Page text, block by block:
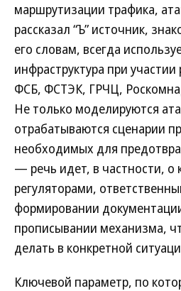
маршрутизации трафика,
рассказал “Ъ” источник,
его словам, всегда
инфраструктура при
ФСБ, ФСТЭК, ГРЧЦ,
Не только моделируются
отрабатываются сценарии
необходимых для
— речь идет, в частности, о
регуляторами,
формировании
прописывании механизма,
делать в конкретной
Ключевой параметр, по